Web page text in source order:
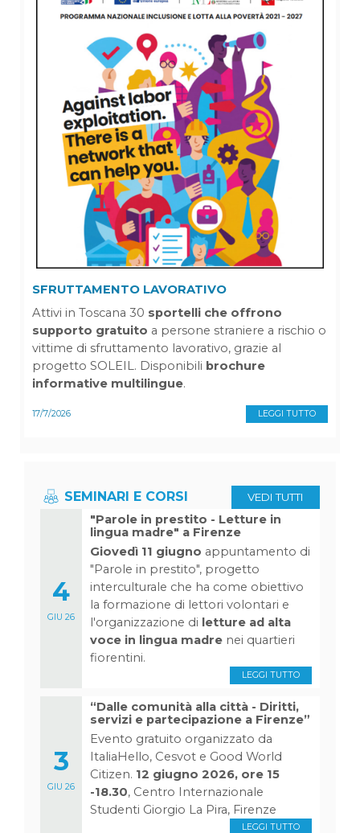
SFRUTTAMENTO LAVORATIVO
Attivi in Toscana 30 sportelli che offrono
supporto gratuito a persone straniere a rischio o
vittime di sfruttamento lavorativo, grazie al
progetto SOLEIL. Disponibili brochure
informative multilingue.
17/7/2026 LEGGI TUTTO
SEMINARI E CORSI VEDI TUTTI
4
GIU 26
"Parole in prestito - Letture in
lingua madre" a Firenze
Giovedì 11 giugno appuntamento di
"Parole in prestito", progetto
interculturale che ha come obiettivo
la formazione di lettori volontari e
l'organizzazione di letture ad alta
voce in lingua madre nei quartieri
fiorentini.
LEGGI TUTTO
3
GIU 26
“Dalle comunità alla città - Diritti,
servizi e partecipazione a Firenze”
Evento gratuito organizzato da
ItaliaHello, Cesvot e Good World
Citizen. 12 giugno 2026, ore 15
-18.30, Centro Internazionale
Studenti Giorgio La Pira, Firenze
LEGGI TUTTO